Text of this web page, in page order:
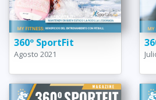
360º SportFit
Agosto 2021